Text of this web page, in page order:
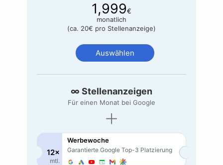
1,999€
monatlich
(ca. 20€ pro Stellenanzeige)
Auswählen
∞ Stellenanzeigen
Für einen Monat bei Google
+
12×
mtl.
Werbewoche
Garantierte Google Top-3 Platzierung